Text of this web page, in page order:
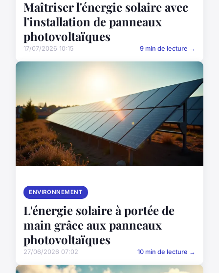
Maîtriser l'énergie solaire avec
l'installation de panneaux
photovoltaïques
17/07/2026 10:15 9 min de lecture →
ENVIRONNEMENT
L'énergie solaire à portée de
main grâce aux panneaux
photovoltaïques
27/06/2026 07:02 10 min de lecture →